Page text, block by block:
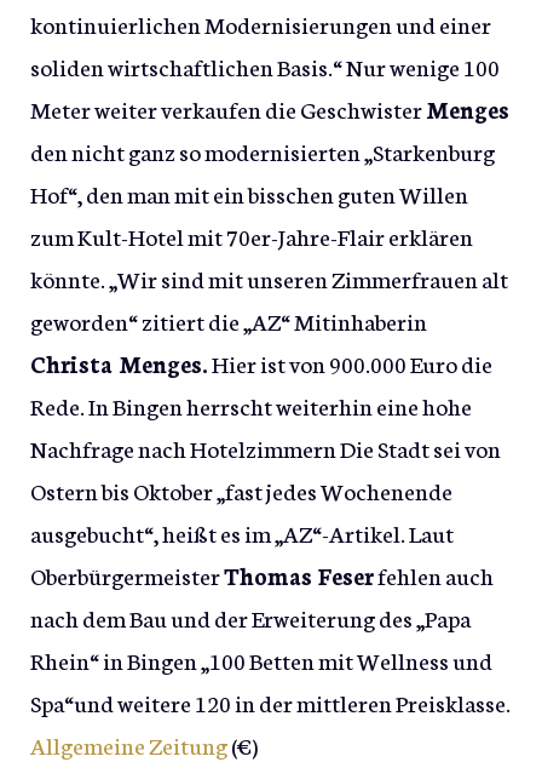
kontinuierlichen Modernisierungen und einer
soliden wirtschaftlichen Basis.“ Nur wenige 100
Meter weiter verkaufen die GeschwisterMenges
den nicht ganz so modernisierten „Starkenburg
Hof“, den man mit ein bisschen guten Willen
zum Kult-Hotel mit 70er-Jahre-Flair erklären
könnte. „Wir sind mit unseren Zimmerfrauen alt
geworden“ zitiert die „AZ“ Mitinhaberin
Christa Menges.Hier ist von 900.000 Euro die
Rede. In Bingen herrscht weiterhin eine hohe
Nachfrage nach Hotelzimmern Die Stadt sei von
Ostern bis Oktober „fast jedes Wochenende
ausgebucht“, heißt es im „AZ“-Artikel. Laut
OberbürgermeisterThomas Feserfehlen auch
nach dem Bau und der Erweiterung des „Papa
Rhein“ in Bingen „100 Betten mit Wellness und
Spa“und weitere 120 in der mittleren Preisklasse.
Allgemeine Zeitung(€)